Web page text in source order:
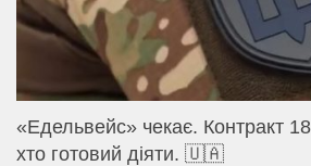
«Едельвейс» чекає. Контракт
хто готовий діяти. 🇺🇦